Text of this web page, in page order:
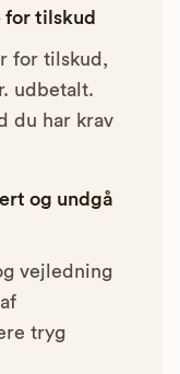
for tilskud
for tilskud,
udbetalt.
du har krav
og undgå
vejledning
tryg